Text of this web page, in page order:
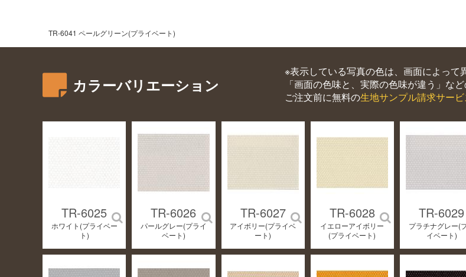
TR-6041 ペールグリーン(プライベート)
カラーバリエーション
※表示している写真の色は、画面によって
「画面の色味と、実際の色味が違う」な
ご注文前に無料の生地サンプル請求サービ
TR-6025
ホワイト(プライベー
ト)
TR-6026
パールグレー(プライ
ベート)
TR-6027
アイボリー(プライベ
ート)
TR-6028
イエローアイボリー
(プライベート)
TR-6029
プラチナグレー(
イベート)